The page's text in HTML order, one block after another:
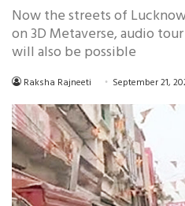
Now the streets of
on 3D Metaverse, audio
will also be possible
Raksha Rajneeti September 21,